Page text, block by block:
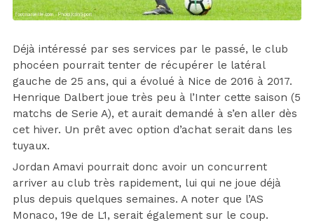
Déjà intéressé par ses services par le passé, le club
phocéen pourrait tenter de récupérer le latéral
gauche de 25 ans, qui a évolué à Nice de 2016 à 2017.
Henrique Dalbert joue très peu à l’Inter cette saison (5
matchs de Serie A), et aurait demandé à s’en aller dès
cet hiver. Un prêt avec option d’achat serait dans les
tuyaux.
Jordan Amavi pourrait donc avoir un concurrent
arriver au club très rapidement, lui qui ne joue déjà
plus depuis quelques semaines. A noter que l’AS
Monaco, 19e de L1, serait également sur le coup.